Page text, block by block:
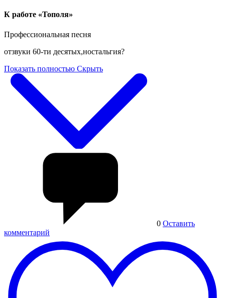
К работе «Тополя»
Профессиональная песня
отзвуки 60-ти десятых,ностальгия?
Показать полностью Скрыть
0 Оставить
комментарий